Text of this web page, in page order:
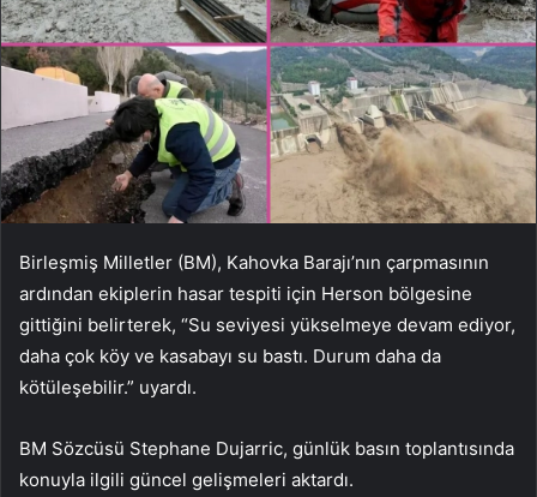
Birleşmiş Milletler (BM), Kahovka Barajı’nın çarpmasının
ardından ekiplerin hasar tespiti için Herson bölgesine
gittiğini belirterek, “Su seviyesi yükselmeye devam ediyor,
daha çok köy ve kasabayı su bastı. Durum daha da
kötüleşebilir.” uyardı.
BM Sözcüsü Stephane Dujarric, günlük basın toplantısında
konuyla ilgili güncel gelişmeleri aktardı.